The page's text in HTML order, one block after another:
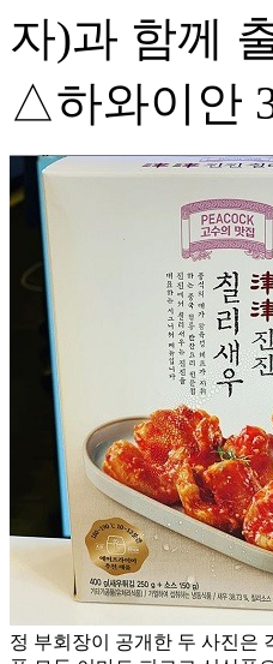
자)과 함께
△하와이안
정 부회장이 공개한 두 사진은